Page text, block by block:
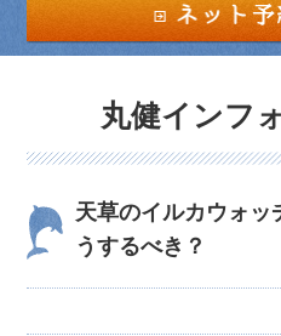
丸健インフ
天草のイルカウォッ
うするべき？